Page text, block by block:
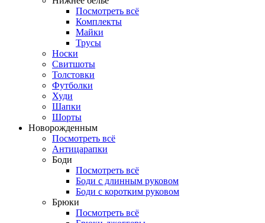
Посмотреть всё
Комплекты
Майки
Трусы
Носки
Свитшоты
Толстовки
Футболки
Худи
Шапки
Шорты
Новорожденным
Посмотреть всё
Антицарапки
Боди
Посмотреть всё
Боди с длинным руковом
Боди с коротким руковом
Брюки
Посмотреть всё